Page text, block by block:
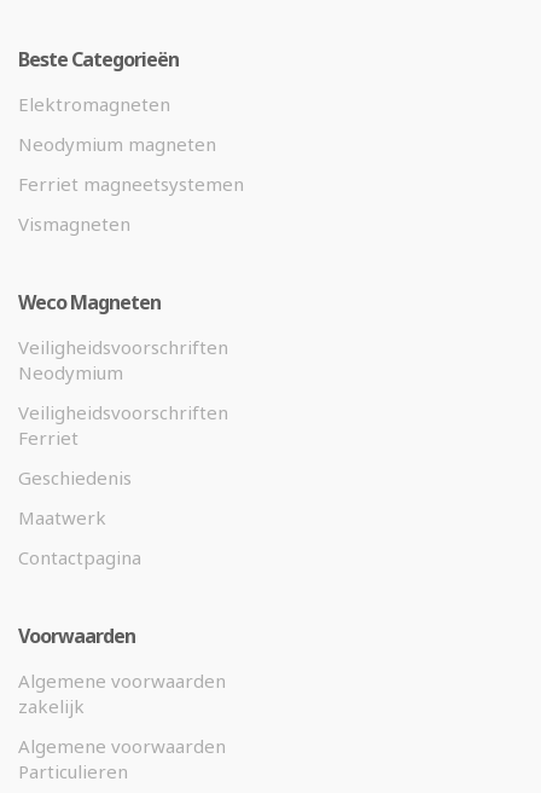
Beste Categorieën
Elektromagneten
Neodymium magneten
Ferriet magneetsystemen
Vismagneten
Weco Magneten
Veiligheidsvoorschriften
Neodymium
Veiligheidsvoorschriften
Ferriet
Geschiedenis
Maatwerk
Contactpagina
Voorwaarden
Algemene voorwaarden
zakelijk
Algemene voorwaarden
Particulieren